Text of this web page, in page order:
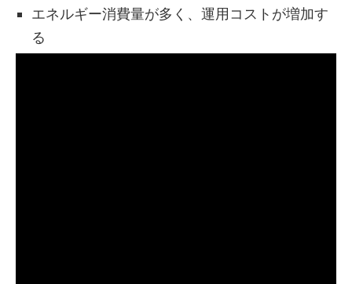
エネルギー消費量が多く、運用コストが増加す
る